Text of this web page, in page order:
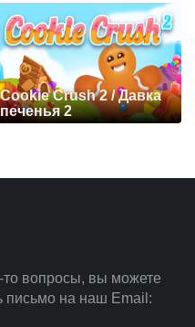
Cookie Crush 2 / Давка
печенья 2
то вопросы, вы можете
письмо на наш Email: